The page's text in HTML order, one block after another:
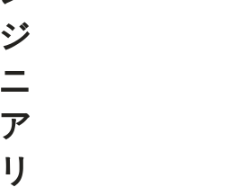
ジ
ニ
ア
リ